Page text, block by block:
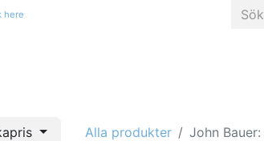
here
Alla produkter John